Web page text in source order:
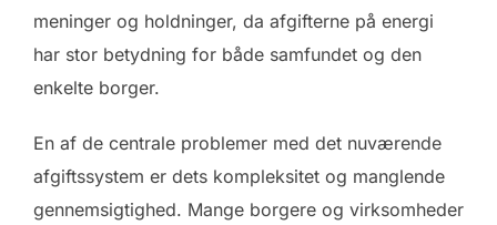
meninger og holdninger, da afgifterne på energi
har stor betydning for både samfundet og den
enkelte borger.
En af de centrale problemer med det nuværende
afgiftssystem er dets kompleksitet og manglende
gennemsigtighed. Mange borgere og virksomheder